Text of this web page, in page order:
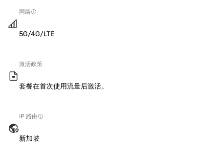
网络
5G/4G/LTE
激活政策
套餐在首次使用流量后激活。
IP 路由
新加坡